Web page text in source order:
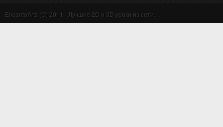
EncantoArts (C) 2011 - Лучшие 2D и 3D уроки из сети.